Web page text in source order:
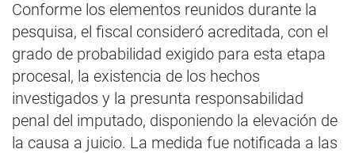
Conforme los elementos reunidos durante la
pesquisa, el fiscal consideró acreditada, con el
grado de probabilidad exigido para esta etapa
procesal, la existencia de los hechos
investigados y la presunta responsabilidad
penal del imputado, disponiendo la elevación de
la causa a juicio. La medida fue notificada a las